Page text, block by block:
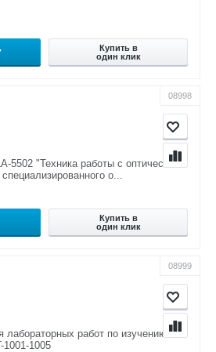
Купить в
один клик
08998
5502 "Техника работы с оптическим
о...
Купить в
один клик
08999
работ по изучению
1001-1005